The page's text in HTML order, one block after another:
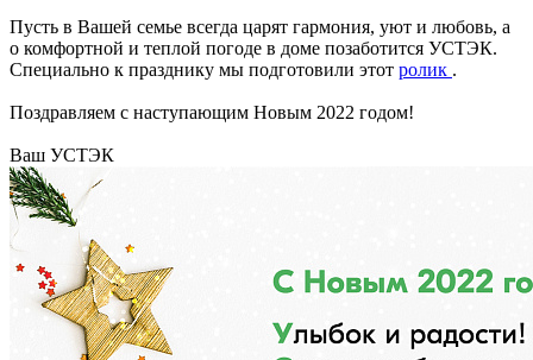
Пусть в Вашей семье всегда царят гармония, уют и любовь, а
о комфортной и теплой погоде в доме позаботится УСТЭК.
Специально к празднику мы подготовили этот ролик .
Поздравляем с наступающим Новым 2022 годом!
Ваш УСТЭК